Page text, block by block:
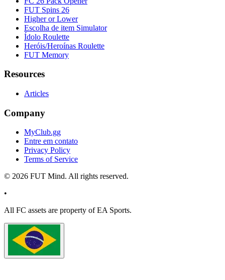
FUT Spins 26
Higher or Lower
Escolha de item Simulator
Ídolo Roulette
Heróis/Heroínas Roulette
FUT Memory
Resources
Articles
Company
MyClub.gg
Entre em contato
Privacy Policy
Terms of Service
© 2026 FUT Mind. All rights reserved.
•
All FC assets are property of EA Sports.